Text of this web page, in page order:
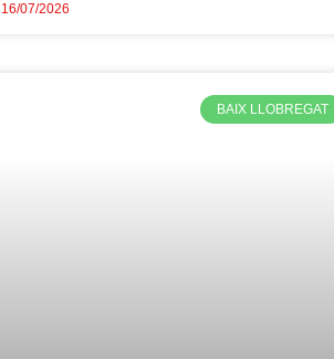
16/07/2026
BAIX LLOBREGAT